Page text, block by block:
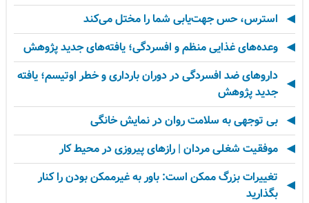
استرس، حس جهت‌یابی شما را مختل می‌کند
وعده‌های غذایی منظم و افسردگی؛ یافته‌های جدید پژوهش
داروهای ضد افسردگی در دوران بارداری و خطر اوتیسم؛ یافته
جدید پژوهش
بی توجهی به سلامت روان در نمایش خانگی
موفقیت شغلی مردان | رازهای پیروزی در محیط کار
تغییرات بزرگ ممکن است: باور به غیرممکن بودن را کنار
بگذارید